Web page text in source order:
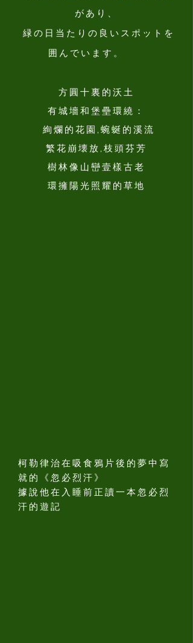
があり、
緑の日当たりの良いスポットを
囲んでいます。
方圓十裏的沃土
有城墻和堡壘環繞 ：
絢爛的花園,蜿蜒的溪流
繁花崩壊放,枝頭芬芳
樹林像山巒壹樣古老
環擁陽光照耀的草地
柯勒律治在吸食鴉片後的夢中寫
就的《忽必烈汗》
據說他在入睡前正讀一本忽必烈
汗的遊記